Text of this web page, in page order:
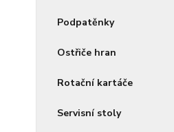
Podpatěnky
Ostřiče hran
Rotační kartáče
Servisní stoly